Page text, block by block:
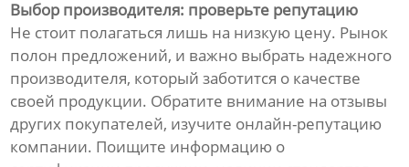
Выбор производителя: проверьте репутацию
Не стоит полагаться лишь на низкую цену. Рынок
полон предложений, и важно выбрать надежного
производителя, который заботится о качестве
своей продукции. Обратите внимание на отзывы
других покупателей, изучите онлайн-репутацию
компании. Поищите информацию о